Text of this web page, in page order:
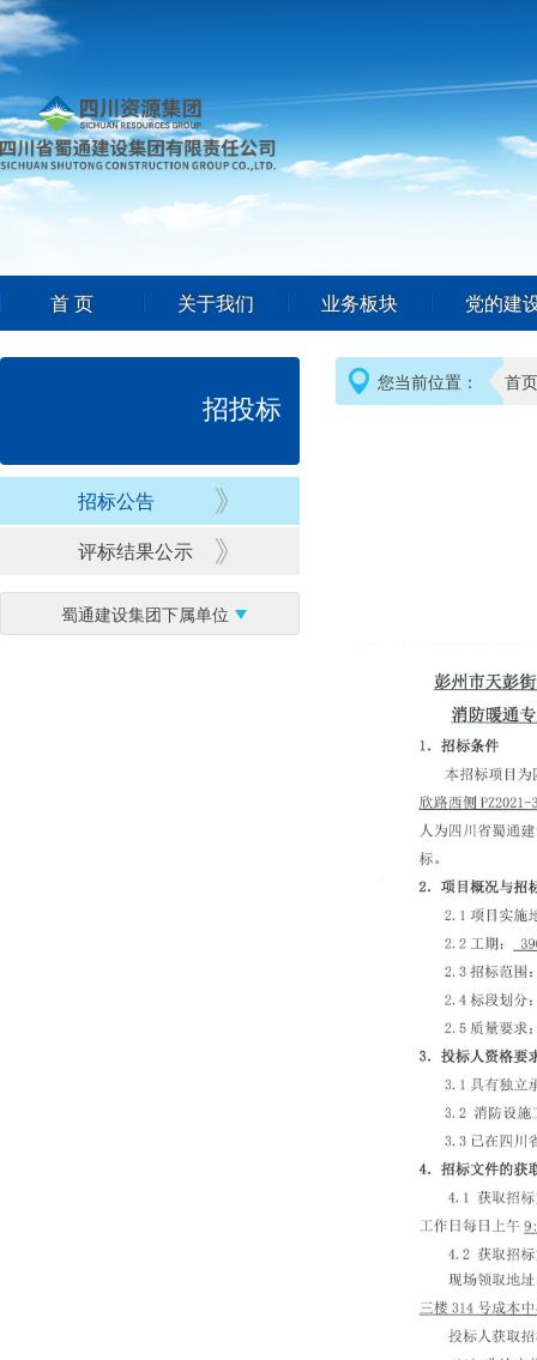
首 页 关于我们 业务板块 党的建
招投标
招标公告
评标结果公示
蜀通建设集团下属单位
您当前位置： 首页